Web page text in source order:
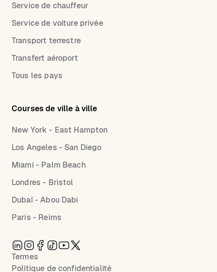
Service de chauffeur
Service de voiture privée
Transport terrestre
Transfert aéroport
Tous les pays
Courses de ville à ville
New York - East Hampton
Los Angeles - San Diego
Miami - Palm Beach
Londres - Bristol
Dubaï - Abou Dabi
Paris - Reims
Termes
Politique de confidentialité